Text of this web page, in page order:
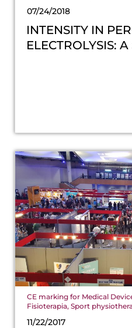
07/24/2018
INTENSITY IN
ELECTROLYSIS:
CE marking for Medical
Fisioterapia, Sport
11/22/2017